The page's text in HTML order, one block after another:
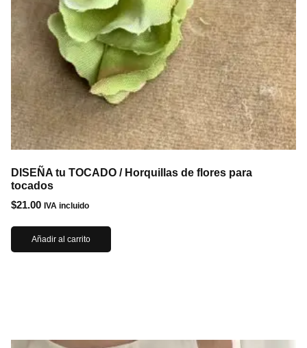
DISEÑA tu TOCADO / Horquillas de flores para
tocados
$21.00 IVA incluido
Añadir al carrito